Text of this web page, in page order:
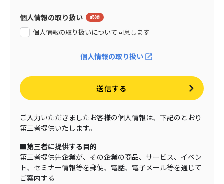
個人情報の取り扱い
個人情報の取り扱いについて同意します
個人情報の取り扱い
送信する
ご入力いただきましたお客様の個人情報は、下記のとおり
第三者提供いたします。
■第三者に提供する目的
第三者提供先企業が、その企業の商品、サービス、イベン
ト、セミナー情報等を郵便、電話、電子メール等を通じて
ご案内する